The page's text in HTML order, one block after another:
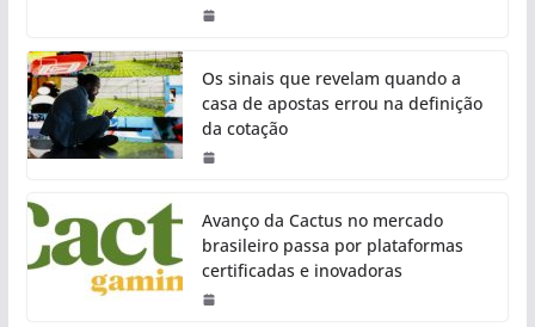
Os sinais que revelam quando a
casa de apostas errou na definição
da cotação
Avanço da Cactus no mercado
brasileiro passa por plataformas
certificadas e inovadoras